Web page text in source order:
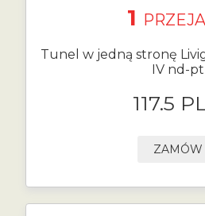
1
Tunel w jedną stronę
IV nd-pt
117.5
ZAMÓW